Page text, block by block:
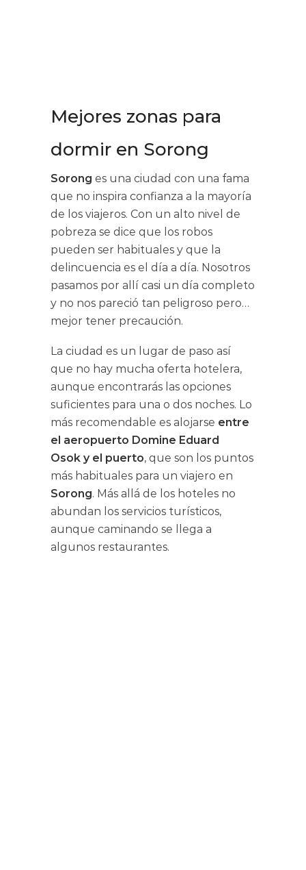
Mejores zonas para
dormir en Sorong
Sorong es una ciudad con una fama
que no inspira confianza a la mayoría
de los viajeros. Con un alto nivel de
pobreza se dice que los robos
pueden ser habituales y que la
delincuencia es el día a día. Nosotros
pasamos por allí casi un día completo
y no nos pareció tan peligroso pero…
mejor tener precaución.
La ciudad es un lugar de paso así
que no hay mucha oferta hotelera,
aunque encontrarás las opciones
suficientes para una o dos noches. Lo
más recomendable es alojarse entre
el aeropuerto Domine Eduard
Osok y el puerto, que son los puntos
más habituales para un viajero en
Sorong. Más allá de los hoteles no
abundan los servicios turísticos,
aunque caminando se llega a
algunos restaurantes.